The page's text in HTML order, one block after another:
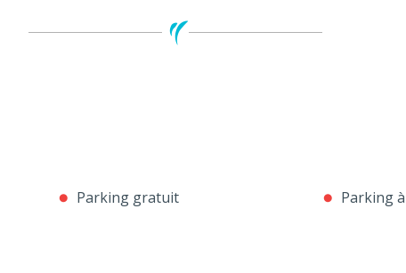
Parking gratuit
Parking